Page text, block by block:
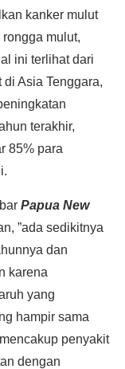
kanker mulut
mulut,
ini terlihat dari
Asia Tenggara,
terakhir,
85% para
Papua New
”ada sedikitnya
dan
karena
yang
hampir sama
penyakit
dengan